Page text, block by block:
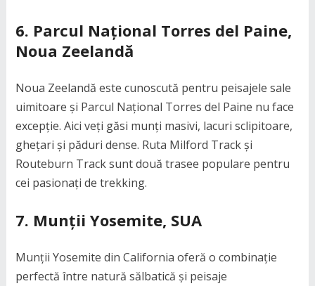
6. Parcul Național Torres del Paine,
Noua Zeelandă
Noua Zeelandă este cunoscută pentru peisajele sale
uimitoare și Parcul Național Torres del Paine nu face
excepție. Aici veți găsi munți masivi, lacuri sclipitoare,
ghețari și păduri dense. Ruta Milford Track și
Routeburn Track sunt două trasee populare pentru
cei pasionați de trekking.
7. Munții Yosemite, SUA
Munții Yosemite din California oferă o combinație
perfectă între natură sălbatică și peisaje